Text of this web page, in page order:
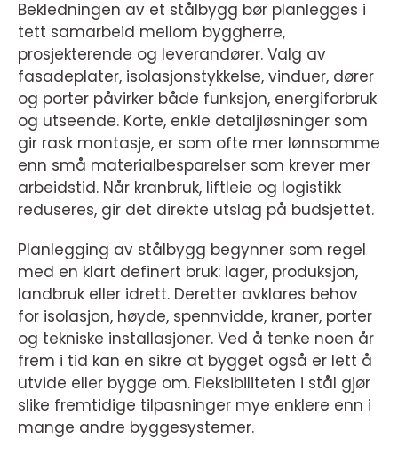
Bekledningen av et stålbygg bør planlegges i
tett samarbeid mellom byggherre,
prosjekterende og leverandører. Valg av
fasadeplater, isolasjonstykkelse, vinduer, dører
og porter påvirker både funksjon, energiforbruk
og utseende. Korte, enkle detaljløsninger som
gir rask montasje, er som ofte mer lønnsomme
enn små materialbesparelser som krever mer
arbeidstid. Når kranbruk, liftleie og logistikk
reduseres, gir det direkte utslag på budsjettet.
Planlegging av stålbygg begynner som regel
med en klart definert bruk: lager, produksjon,
landbruk eller idrett. Deretter avklares behov
for isolasjon, høyde, spennvidde, kraner, porter
og tekniske installasjoner. Ved å tenke noen år
frem i tid kan en sikre at bygget også er lett å
utvide eller bygge om. Fleksibiliteten i stål gjør
slike fremtidige tilpasninger mye enklere enn i
mange andre byggesystemer.